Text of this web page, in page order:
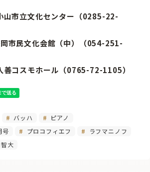
市立文化センター（0285-22-
市民文化会館（中）（054-251-
コスモホール（0765-72-1105）
バッハ
ピアノ
号
プロコフィエフ
ラフマニノフ
大